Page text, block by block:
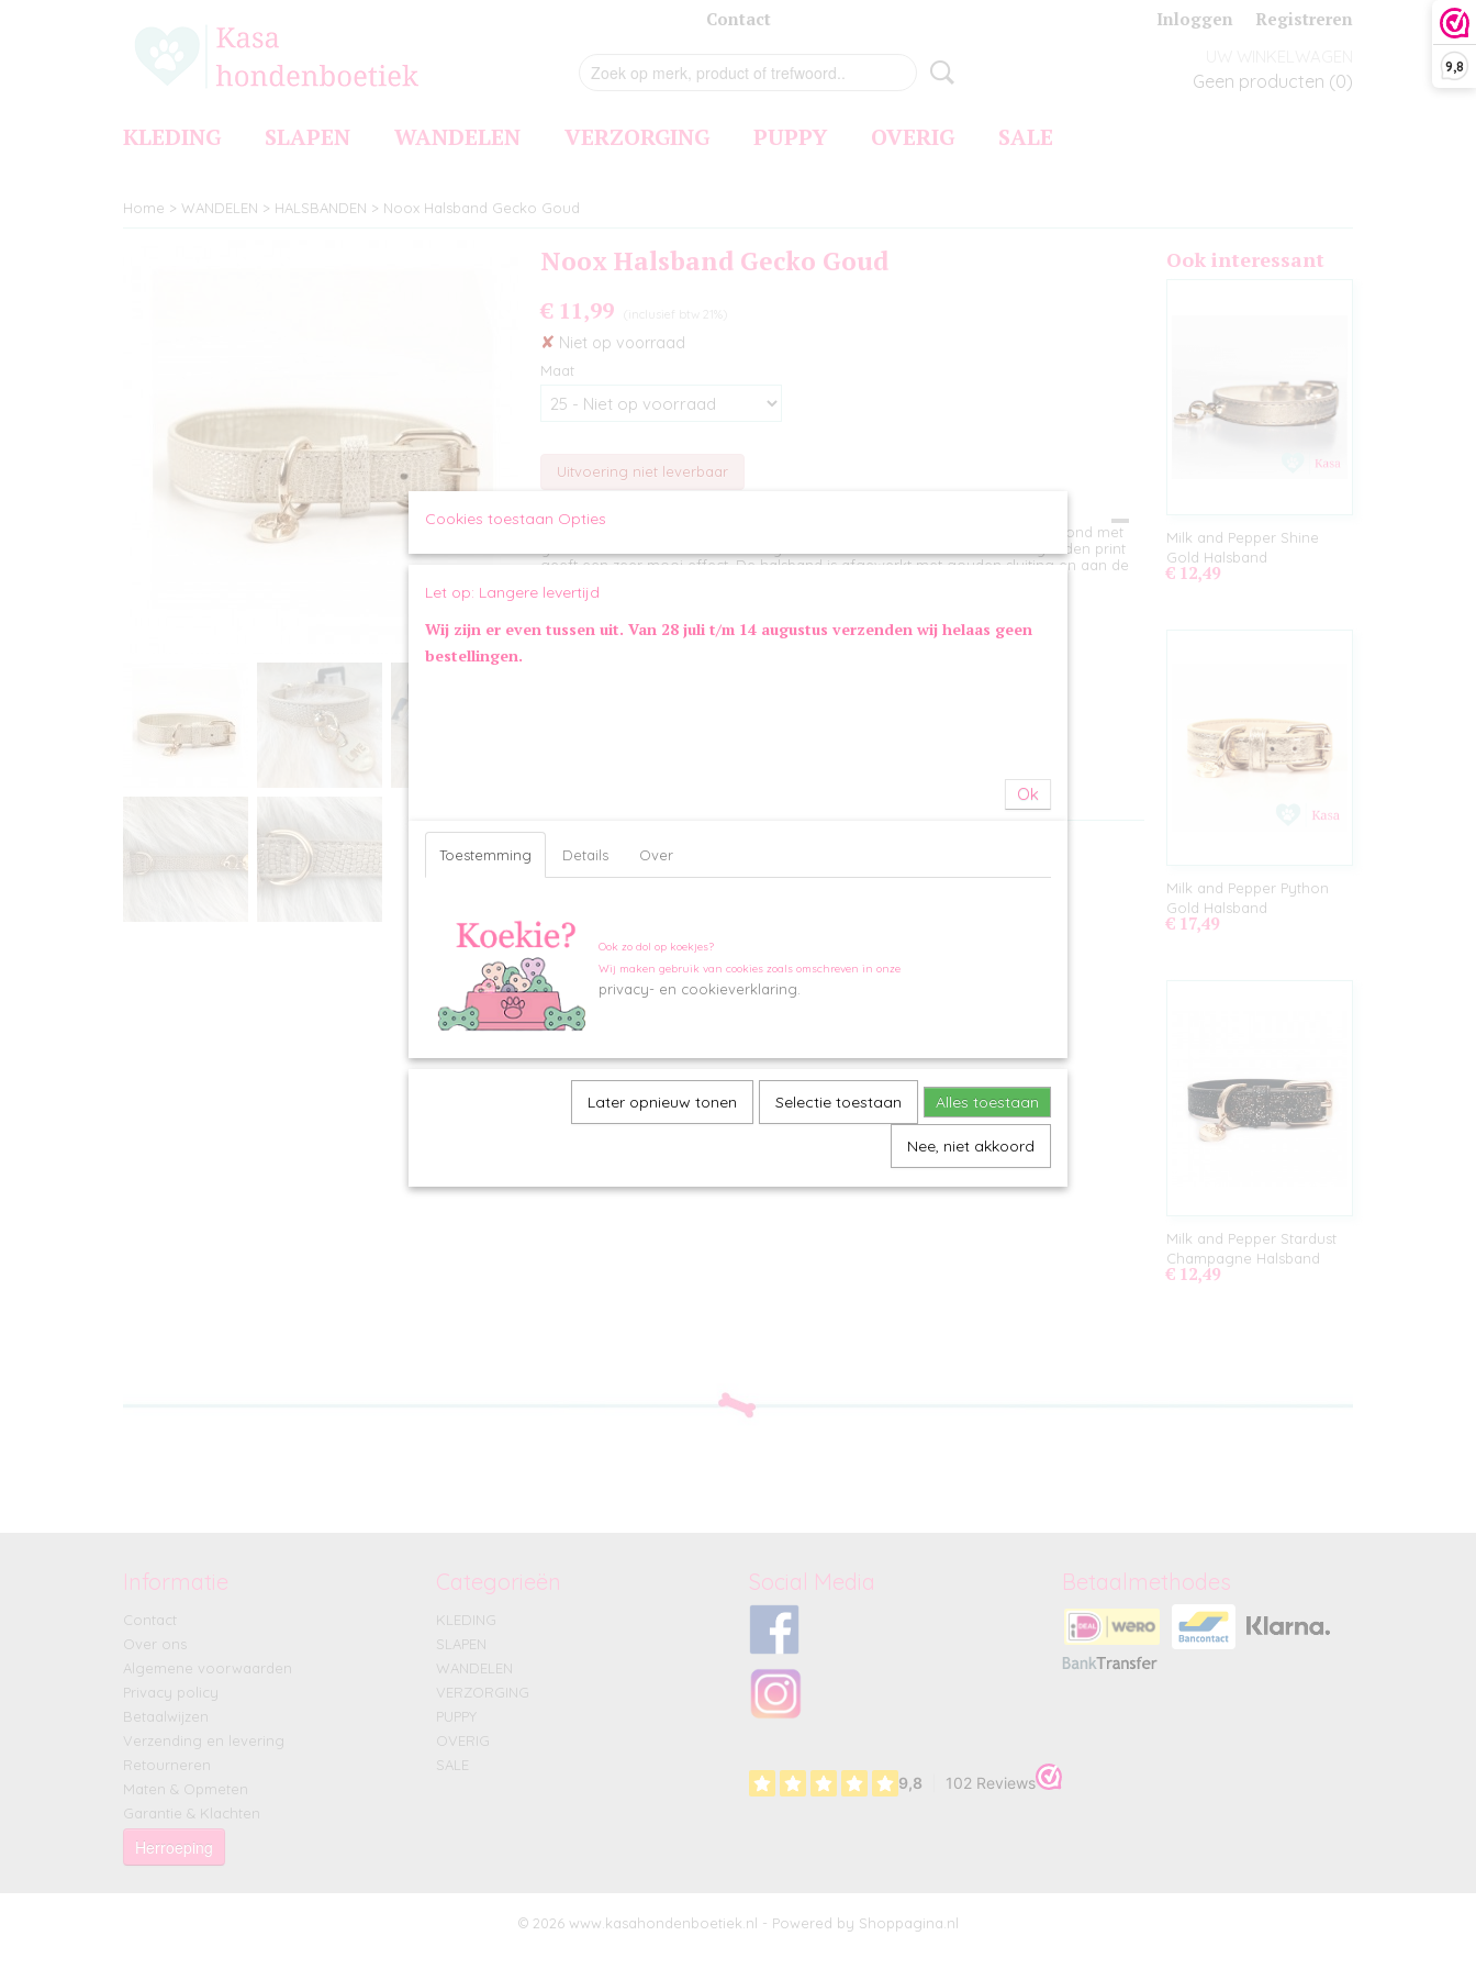
9,8
Contact Inloggen Registreren
Geen producten (0)
KLEDING SLAPEN WANDELEN VERZORGING PUPPY OVERIG SALE
Home > WANDELEN > HALSBANDEN > Noox Halsband Gecko Goud
Noox Halsband Gecko Goud
€ 11,99 (inclusief btw 21%)
✘ Niet op voorraad
Maat
Uitvoering niet leverbaar
Noox Halsband Gecko Goud is een champagnekleurige halsband voor de hond met
gouden details. Deze halsband is gemaakt van kunstleer en de subtiele gouden print
geeft een zeer mooi effect. De halsband is afgewerkt met gouden sluiting en aan de
Ook interessant
Milk and Pepper Shine
Gold Halsband
€ 12,49
Milk and Pepper Python
Gold Halsband
€ 17,49
Milk and Pepper Stardust
Champagne Halsband
€ 12,49
Informatie
Contact
Over ons
Algemene voorwaarden
Privacy policy
Betaalwijzen
Verzending en levering
Retourneren
Maten & Opmeten
Garantie & Klachten
Herroeping
Categorieën
KLEDING
SLAPEN
WANDELEN
VERZORGING
PUPPY
OVERIG
SALE
Social Media Betaalmethodes
© 2026 www.kasahondenboetiek.nl - Powered by Shoppagina.nl
Cookies toestaan Opties
Let op: Langere levertijd
Wij zijn er even tussen uit. Van 28 juli t/m 14 augustus verzenden wij helaas geen
bestellingen.
Ok
Toestemming Details Over
Ook zo dol op koekjes?
Wij maken gebruik van cookies zoals omschreven in onze
privacy- en cookieverklaring.
Later opnieuw tonen Selectie toestaan Alles toestaan
Nee, niet akkoord